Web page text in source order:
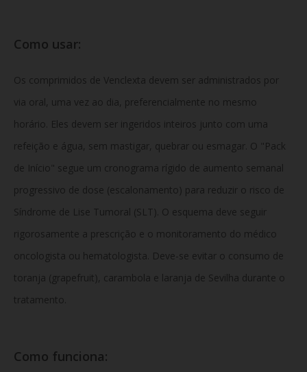
Como usar:
Os comprimidos de Venclexta devem ser administrados por
via oral, uma vez ao dia, preferencialmente no mesmo
horário. Eles devem ser ingeridos inteiros junto com uma
refeição e água, sem mastigar, quebrar ou esmagar. O "Pack
de Início" segue um cronograma rígido de aumento semanal
progressivo de dose (escalonamento) para reduzir o risco de
Síndrome de Lise Tumoral (SLT). O esquema deve seguir
rigorosamente a prescrição e o monitoramento do médico
oncologista ou hematologista. Deve-se evitar o consumo de
toranja (grapefruit), carambola e laranja de Sevilha durante o
tratamento.
Como funciona: